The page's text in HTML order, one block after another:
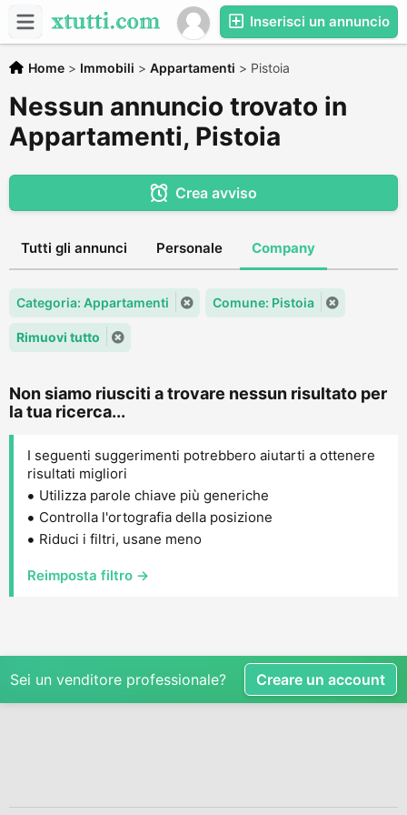
Inserisci un annuncio
Home > Immobili > Appartamenti > Pistoia
Nessun annuncio trovato in
Appartamenti, Pistoia
Crea avviso
Tutti gli annunci Personale Company
Categoria: Appartamenti Comune: Pistoia
Rimuovi tutto
Non siamo riusciti a trovare nessun risultato per
la tua ricerca...
I seguenti suggerimenti potrebbero aiutarti a ottenere
risultati migliori
Utilizza parole chiave più generiche
Controlla l'ortografia della posizione
Riduci i filtri, usane meno
Reimposta filtro →
Sei un venditore professionale? Creare un account